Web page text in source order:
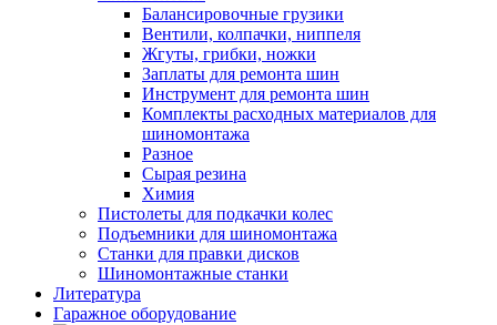
Балансировочные грузики
Вентили, колпачки, ниппеля
Жгуты, грибки, ножки
Заплаты для ремонта шин
Инструмент для ремонта шин
Комплекты расходных материалов для
шиномонтажа
Разное
Сырая резина
Химия
Пистолеты для подкачки колес
Подъемники для шиномонтажа
Станки для правки дисков
Шиномонтажные станки
Литература
Гаражное оборудование